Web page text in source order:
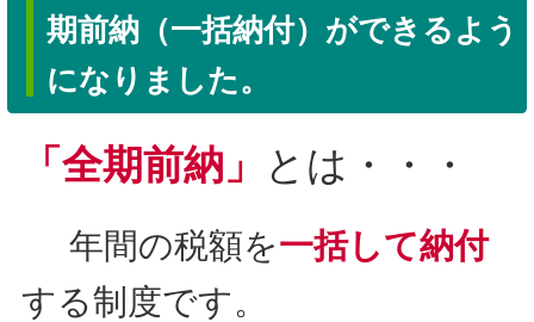
期前納（一括納付）ができるよう
になりました。
「 全期前納」 とは・・・
年間の税額を一括して納付
する制度です。